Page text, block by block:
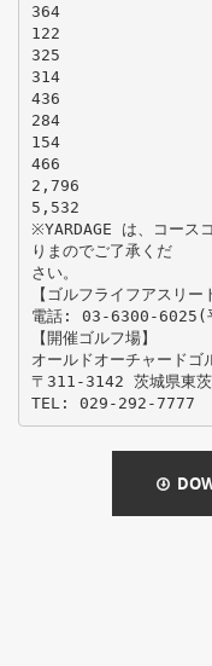
364
122
325
314
436
284
154
466
2,796
5,532
※YARDAGE は、コース
りまのでご了承くだ
さい。
【ゴルフライフアスリー
電話: 03-6300-6025(
【開催ゴルフ場】
オールドオーチャードゴ
〒311-3142 茨城県東